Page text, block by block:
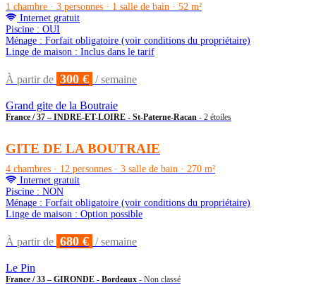
1 chambre · 3 personnes · 1 salle de bain · 52 m²
Internet gratuit
Piscine : OUI
Ménage : Forfait obligatoire (voir conditions du propriétaire)
Linge de maison : Inclus dans le tarif
À partir de 300 € / semaine
Grand gite de la Boutraie
France / 37 – INDRE-ET-LOIRE - St-Paterne-Racan - 2 étoiles
GITE DE LA BOUTRAIE
4 chambres · 12 personnes · 3 salle de bain · 270 m²
Internet gratuit
Piscine : NON
Ménage : Forfait obligatoire (voir conditions du propriétaire)
Linge de maison : Option possible
À partir de 680 € / semaine
Le Pin
France / 33 – GIRONDE - Bordeaux - Non classé